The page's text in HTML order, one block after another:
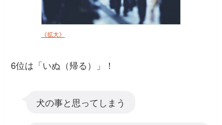
《拡大》
6位は「いぬ（帰る）」！
犬の事と思ってしまう